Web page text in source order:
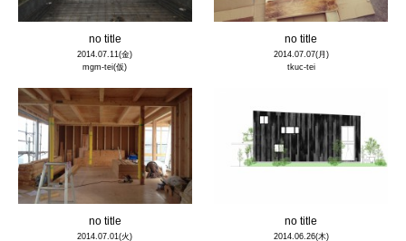
no title
2014.07.11(金)
mgm-tei(仮)
no title
2014.07.07(月)
tkuc-tei
no title
2014.07.01(火)
no title
2014.06.26(木)